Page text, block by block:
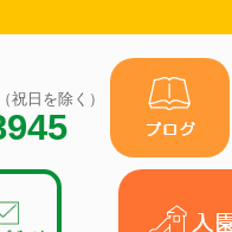
祝日を除く）